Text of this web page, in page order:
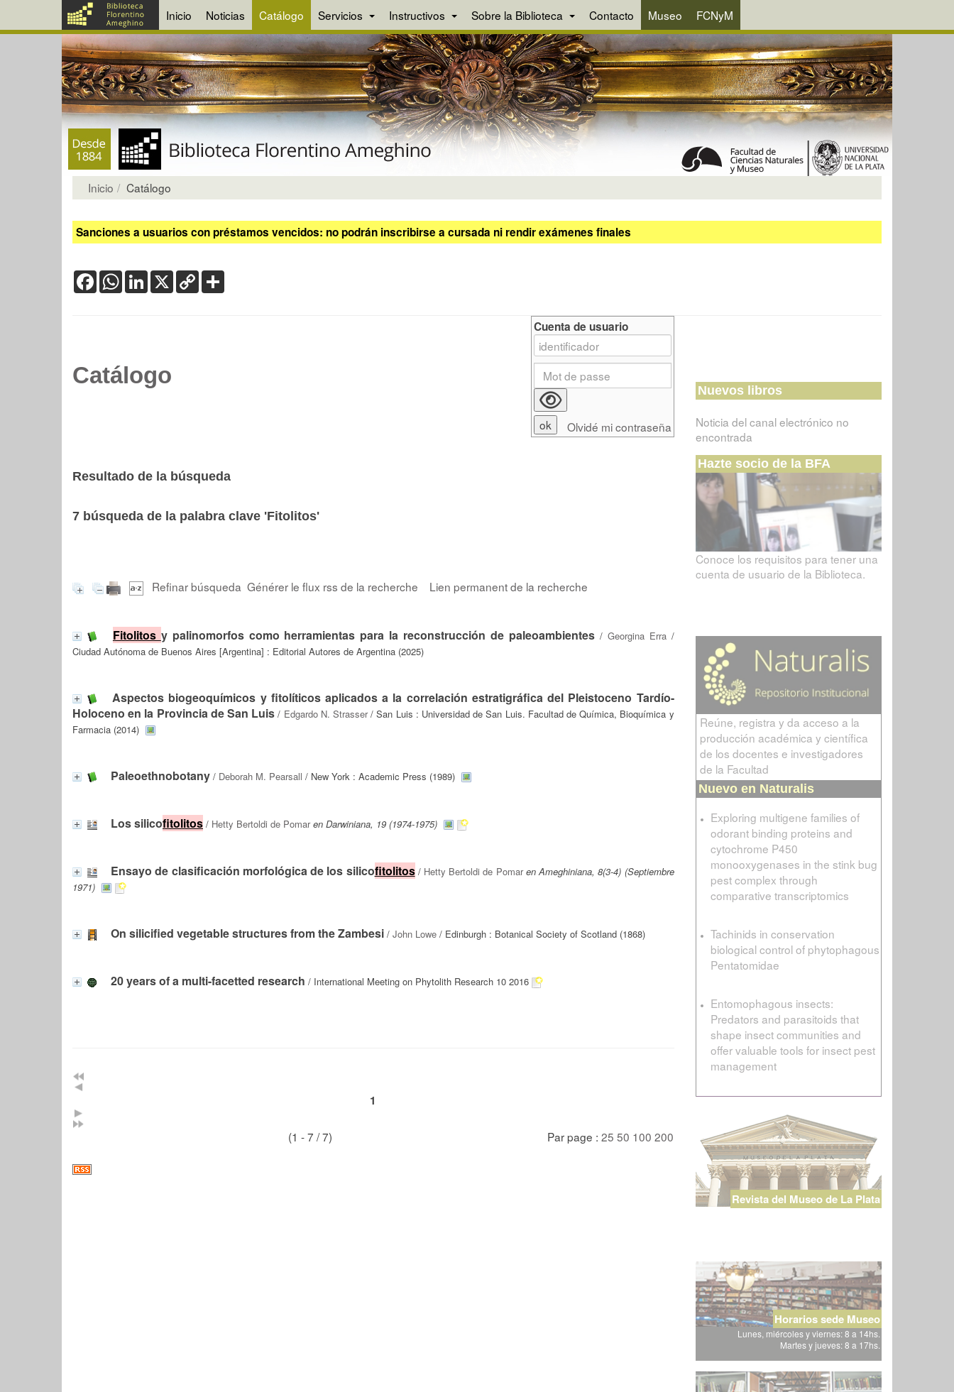
Inicio Noticias Catálogo Servicios Instructivos Sobre la Biblioteca Contacto Museo FCNyM
Inicio Catálogo
Sanciones a usuarios con préstamos vencidos: no podrán inscribirse a cursada ni rendir exámenes finales
FacebookWhatsApp
LinkedIn
X Copy
Link
Catálogo
Resultado de la búsqueda
7 búsqueda de la palabra clave 'Fitolitos'
Refinar búsqueda Générer le flux rss de la recherche Lien permanent de la recherche
Fitolitos y palinomorfos como herramientas para la reconstrucción de paleoambientes/ Georgina Erra/
Ciudad Autónoma de Buenos Aires [Argentina] : Editorial Autores de Argentina (2025)
Aspectos biogeoquímicos y fitolíticos aplicados a la correlación estratigráfica del Pleistoceno Tardío-
Holoceno en la Provincia de San Luis / Edgardo N. Strasser/ San Luis : Universidad de San Luis. Facultad de Química, Bioquímica y
Farmacia (2014)
Paleoethnobotany / Deborah M. Pearsall / New York : Academic Press (1989)
Los silicofitolitos / Hetty Bertoldi de Pomar en Darwiniana, 19 (1974-1975)
Ensayo de clasificación morfológica de los silicofitolitos/ Hetty Bertoldi de Pomar en Ameghiniana, 8(3-4) (Septiembre
1971)
On silicified vegetable structures from the Zambesi / John Lowe / Edinburgh : Botanical Society of Scotland (1868)
20 years of a multi-facetted research / International Meeting on Phytolith Research 10 2016
1
(1 - 7 / 7) Par page : 25 50 100 200
Cuenta de usuario
Olvidé mi contraseña
Nuevos libros
Noticia del canal electrónico no
encontrada
Hazte socio de la BFA
Conoce los requisitos para tener una
cuenta de usuario de la Biblioteca.
Reúne, registra y da acceso a la
producción académica y científica
de los docentes e investigadores
de la Facultad
Nuevo en Naturalis
Exploring multigene families of
odorant binding proteins and
cytochrome P450
monooxygenases in the stink bug
pest complex through
comparative transcriptomics
Tachinids in conservation
biological control of phytophagous
Pentatomidae
Entomophagous insects:
Predators and parasitoids that
shape insect communities and
offer valuable tools for insect pest
management
Revista del Museo de La Plata
Horarios sede Museo
Lunes, miércoles y viernes: 8 a 14hs.
Martes y jueves: 8 a 17hs.